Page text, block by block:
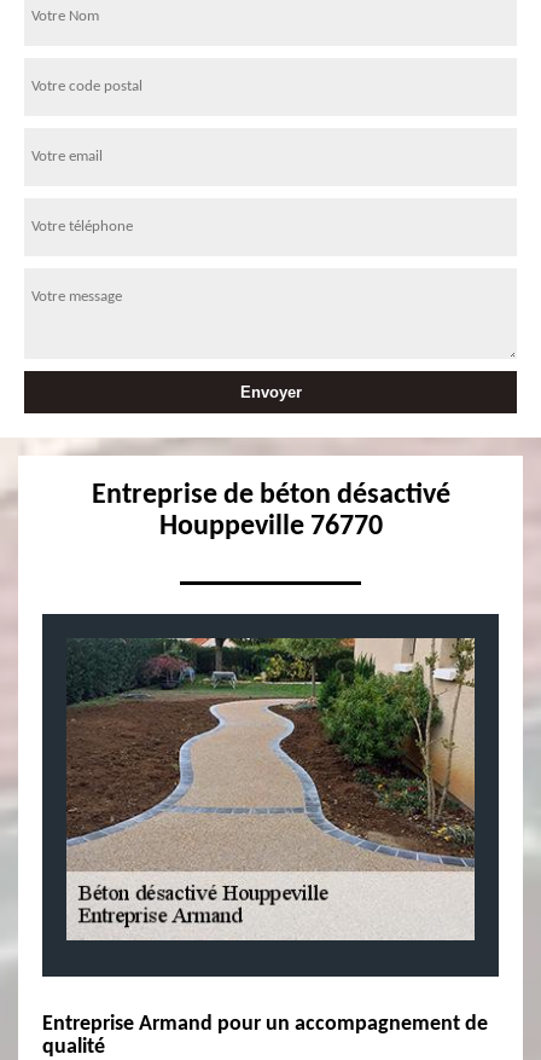
Entreprise de béton désactivé
Houppeville 76770
Entreprise Armand pour un accompagnement de
qualité